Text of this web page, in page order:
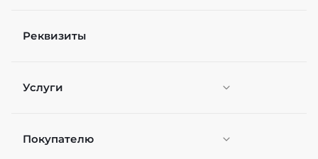
Реквизиты
Услуги
Персонификация
Покупателю